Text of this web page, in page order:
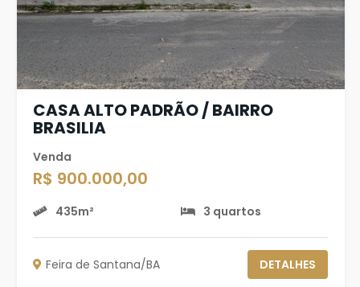
CASA ALTO PADRÃO / BAIRRO
BRASILIA
Venda
R$ 900.000,00
435m² 3 quartos
Feira de Santana/BA DETALHES